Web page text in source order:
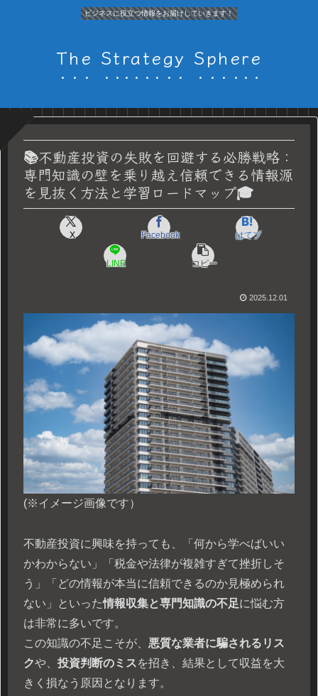
ビジネスに役立つ情報をお届けしていきます！
The Strategy Sphere
📚不動産投資の失敗を回避する必勝戦略：
専門知識の壁を乗り越え信頼できる情報源
を見抜く方法と学習ロードマップ🎓
X Facebook はてブ
LINE コピー
2025.12.01
(※イメージ画像です）
不動産投資に興味を持っても、「何から学べばいい
かわからない」「税金や法律が複雑すぎて挫折しそ
う」「どの情報が本当に信頼できるのか見極められ
ない」といった情報収集と専門知識の不足に悩む方
は非常に多いです。
この知識の不足こそが、 悪質な業者に騙されるリス
クや、 投資判断のミスを招き、結果として収益を大
きく損なう原因となります。